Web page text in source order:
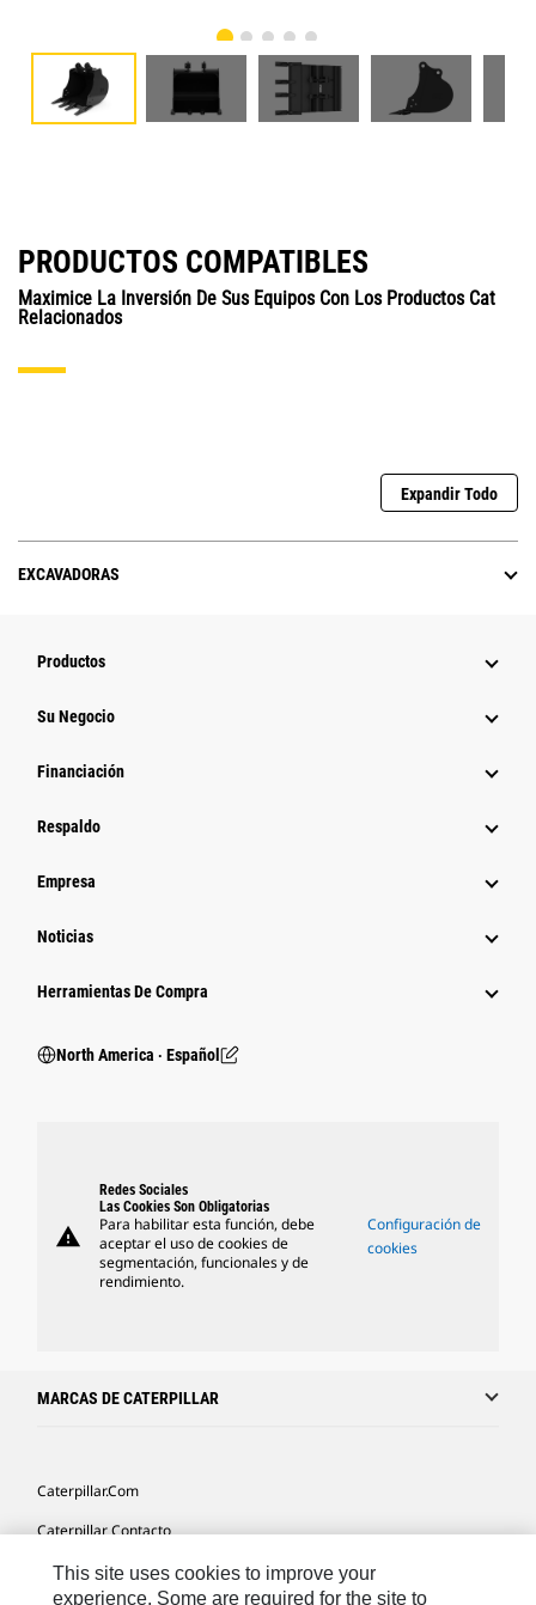
PRODUCTOS COMPATIBLES
Maximice La Inversión De Sus Equipos Con Los Productos Cat
Relacionados
Expandir Todo
EXCAVADORAS
Productos
Su Negocio
Financiación
Respaldo
Empresa
Noticias
Herramientas De Compra
North America ‧ Español
warning
Redes Sociales
Las Cookies Son Obligatorias
Para habilitar esta función, debe
aceptar el uso de cookies de
segmentación, funcionales y de
rendimiento.
Configuración de
cookies
MARCAS DE CATERPILLAR
Caterpillar.com
Caterpillar Contacto
Mis Preferencias De Marketing
This site uses cookies to improve your
experience. Some are required for the site to